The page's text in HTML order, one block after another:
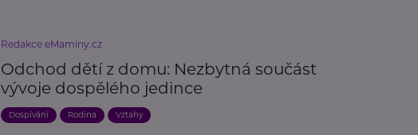
Redakce eMaminy.cz
Odchod dětí z domu: Nezbytná součást
vývoje dospělého jedince
Dospívání Rodina Vztahy